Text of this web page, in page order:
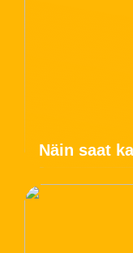
Näin saat